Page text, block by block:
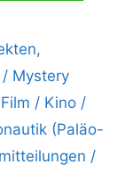
,
Mystery
/ Kino /
(Paläo-
/